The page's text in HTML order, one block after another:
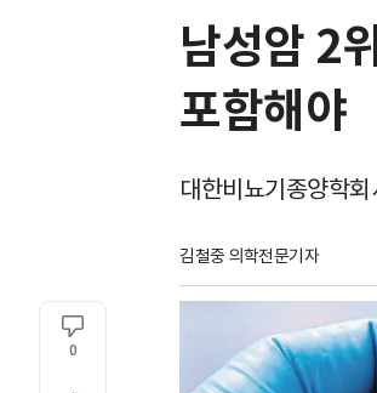
남성암 2
포함해야
대한비뇨기종양학회
김철중 의학전문기자
0